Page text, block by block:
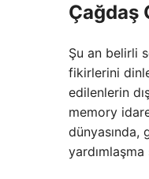
Çağdaş
Şu an belirli
fikirlerini
edilenlerin
memory
dünyasında,